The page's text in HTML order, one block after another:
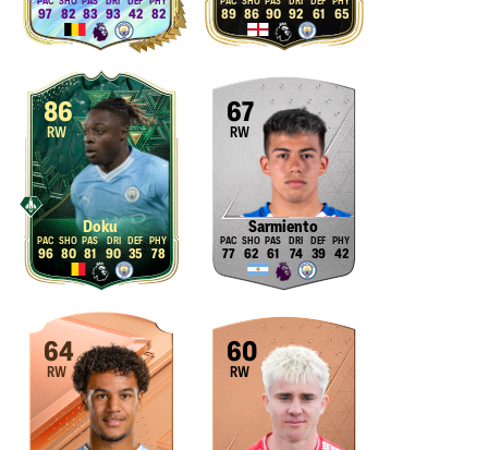
97 82 83 93 42 82 89 86 90 92 61 65
86
RW
Doku
96 80 81 90 35 78
67
RW
Sarmiento
77 62 61 74 39 42
64
RW
60
RW